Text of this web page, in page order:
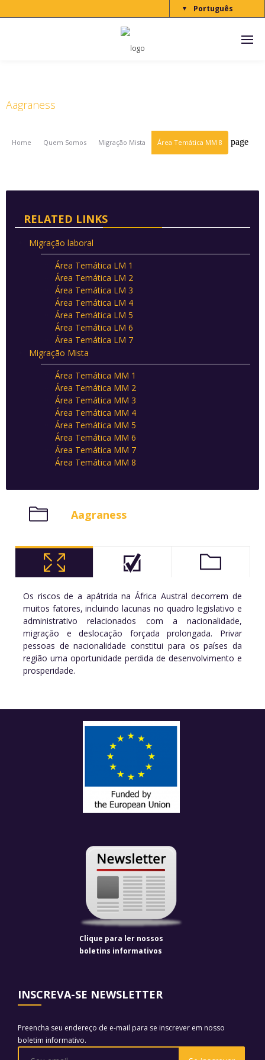
Português
▼
Aagraness
Home Quem Somos Migração Mista Área Temática MM 8 page
RELATED LINKS
Migração laboral
Área Temática LM 1
Área Temática LM 2
Área Temática LM 3
Área Temática LM 4
Área Temática LM 5
Área Temática LM 6
Área Temática LM 7
Migração Mista
Área Temática MM 1
Área Temática MM 2
Área Temática MM 3
Área Temática MM 4
Área Temática MM 5
Área Temática MM 6
Área Temática MM 7
Área Temática MM 8
Aagraness
Os riscos de a apátrida na África Austral decorrem de
muitos fatores, incluindo lacunas no quadro legislativo e
administrativo relacionados com a nacionalidade,
migração e deslocação forçada prolongada. Privar
pessoas de nacionalidade constitui para os países da
região uma oportunidade perdida de desenvolvimento e
prosperidade.
Clique para ler nossos
boletins informativos
INSCREVA-SE NEWSLETTER
Preencha seu endereço de e-mail para se inscrever em nosso
boletim informativo.